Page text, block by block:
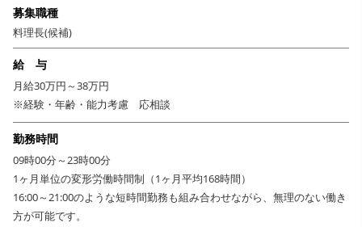
マリアージュを意識した創作料理の開発には、社長や店長とも連携して取
り組んでいただきます。将来的には、関東圏の複数店舗を統括する「総料
理長」や、醸造部門・営業・商品企画といった他部門へのキャリアシフト
も可能。料理人としての技術だけでなく、広い視野を持って現場を動かし
たい方にふさわしいポジションです。
月8〜10日休・福利厚生充実。柔軟な働き方も可能です。
1ヶ月平均168時間の変形労働制を採用しており、無理のない勤務体制を実
現。繁忙期を除けば残業も少なめで、16:00〜21:00などの短時間勤務も柔
軟に組めます。昇給年1回・賞与年2回に加え、交通費全額支給、家族手当
や住宅手当などの制度も完備。希望者はワインの収穫や醸造体験にも参加
可能で、食とワインの知見を深めることができます。働きやすさと創造性
を両立できる環境で、新しいワインカルチャーを一緒に育てていきません
募集職種
料理長(候補)
給 与
月給30万円～38万円
※経験・年齢・能力考慮 応相談
勤務時間
09時00分～23時00分
1ヶ月単位の変形労働時間制（1ヶ月平均168時間）
16:00～21:00のような短時間勤務も組み合わせながら、無理のない働き
方が可能です。